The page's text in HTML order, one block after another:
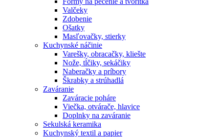
Valčeky
Zdobenie
Ošatky
Masľovačky, stierky
Kuchynské náčinie
Varešky, obracačky, kliešte
Nože, tĺčiky, sekáčiky
Naberačky a príbory
Škrabky a strúhadlá
Zaváranie
Zaváracie poháre
Viečka, otvárače, hlavice
Doplnky na zaváranie
Sekulská keramika
Kuchynský textil a papier